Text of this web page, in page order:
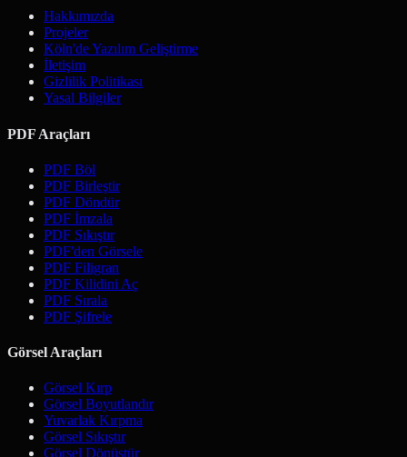
Hakkımızda
Projeler
Köln'de Yazılım Geliştirme
İletişim
Gizlilik Politikası
Yasal Bilgiler
PDF Araçları
PDF Böl
PDF Birleştir
PDF Döndür
PDF İmzala
PDF Sıkıştır
PDF'den Görsele
PDF Filigran
PDF Kilidini Aç
PDF Sırala
PDF Şifrele
Görsel Araçları
Görsel Kırp
Görsel Boyutlandır
Yuvarlak Kırpma
Görsel Sıkıştır
Görsel Dönüştür